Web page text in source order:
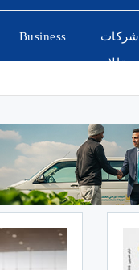
شركات Business
مقالات